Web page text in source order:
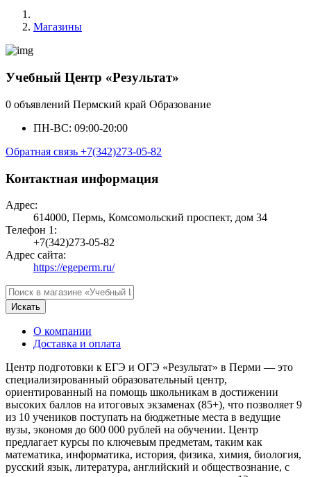
Магазины
Учебный Центр «Результат»
0 объявлений Пермский край Образование
ПН-ВС: 09:00-20:00
Обратная связь +7(342)273-05-82
Контактная информация
Адрес:
614000, Пермь, Комсомольский проспект, дом 34
Телефон 1:
+7(342)273-05-82
Адрес сайта:
https://egeperm.ru/
Искать
О компании
Доставка и оплата
Центр подготовки к ЕГЭ и ОГЭ «Результат» в Перми — это
специализированный образовательный центр,
ориентированный на помощь школьникам в достижении
высоких баллов на итоговых экзаменах (85+), что позволяет 9
из 10 учеников поступать на бюджетные места в ведущие
вузы, экономя до 600 000 рублей на обучении. Центр
предлагает курсы по ключевым предметам, таким как
математика, информатика, история, физика, химия, биология,
русский язык, литература, английский и обществознание, с